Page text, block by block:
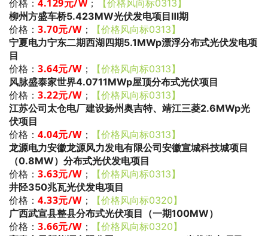
价格： 4.129元/W ；
【价格风向标0313】
柳州方盛车桥5.423MW光伏发电项目Ⅲ期
价格： 3.70元/W；
【价格风向标0313】
宁夏电力宁东二期西湖四期5.1MWp漂浮分布式光伏发电项
目
价格： 3.64元/W；
【价格风向标0313】
风脉盛泰家世界4.0711MWp屋顶分布式光伏项目
价格： 3.22元/W；
【价格风向标0313】
江苏公司太仓电厂建设扬州奥吉特、靖江三菱2.6MWp光
伏项目
价格： 4.04元/W；
【价格风向标0313】
龙源电力安徽龙源风力发电有限公司安徽宣城科技城项目
（0.8MW）分布式光伏发电项目
价格： 3.63元/W；
【价格风向标0313】
井陉350兆瓦光伏发电项目
价格： 4.33元/W；
【价格风向标0320】
广西武宣县整县分布式光伏项目（一期100MW）
价格： 3.66元/W；
【价格风向标0320】